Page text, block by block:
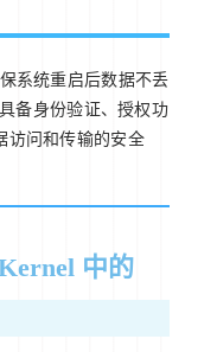
系统重启后数据不丢
备身份验证、授权功
访问和传输的安全
中的